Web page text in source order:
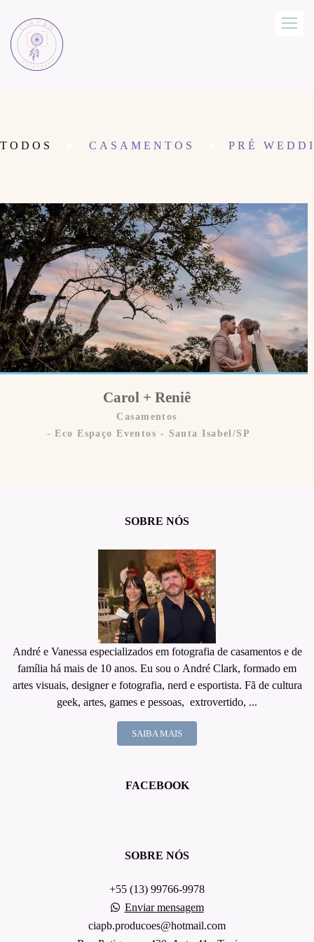
TODOS CASAMENTOS PRÉ
Carol + Reniê
Casamentos
Eco Espaço Eventos - Santa Isabel/SP
SOBRE NÓS
André e Vanessa especializados em fotografia de casamentos e de
família há mais de 10 anos. Eu sou o André Clark, formado em
artes visuais, designer e fotografia, nerd e esportista. Fã de cultura
geek, artes, games e pessoas, extrovertido, ...
SAIBA MAIS
FACEBOOK
SOBRE NÓS
+55 (13) 99766-9978
Enviar mensagem
ciapb.producoes@hotmail.com